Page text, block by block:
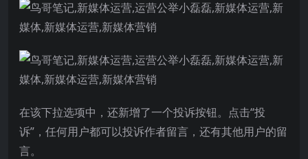
在该下拉选项中，还新增了一个投诉按钮。点击“投
诉”，任何用户都可以投诉作者留言，还有其他用户的留
言。